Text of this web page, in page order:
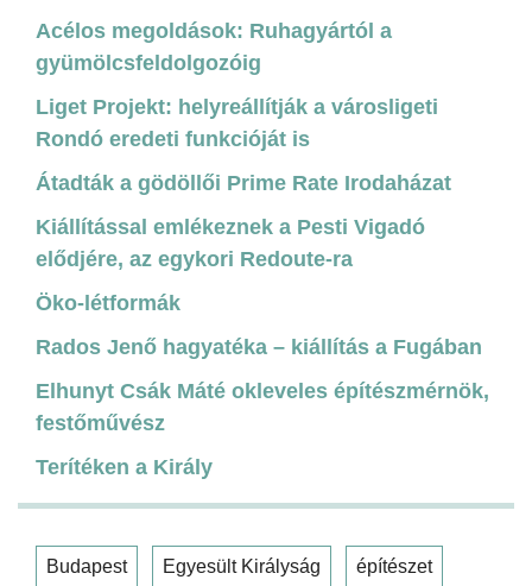
Acélos megoldások: Ruhagyártól a
gyümölcsfeldolgozóig
Liget Projekt: helyreállítják a városligeti
Rondó eredeti funkcióját is
Átadták a gödöllői Prime Rate Irodaházat
Kiállítással emlékeznek a Pesti Vigadó
elődjére, az egykori Redoute-ra
Öko-létformák
Rados Jenő hagyatéka – kiállítás a Fugában
Elhunyt Csák Máté okleveles építészmérnök,
festőművész
Terítéken a Király
Budapest Egyesült Királyság építészet